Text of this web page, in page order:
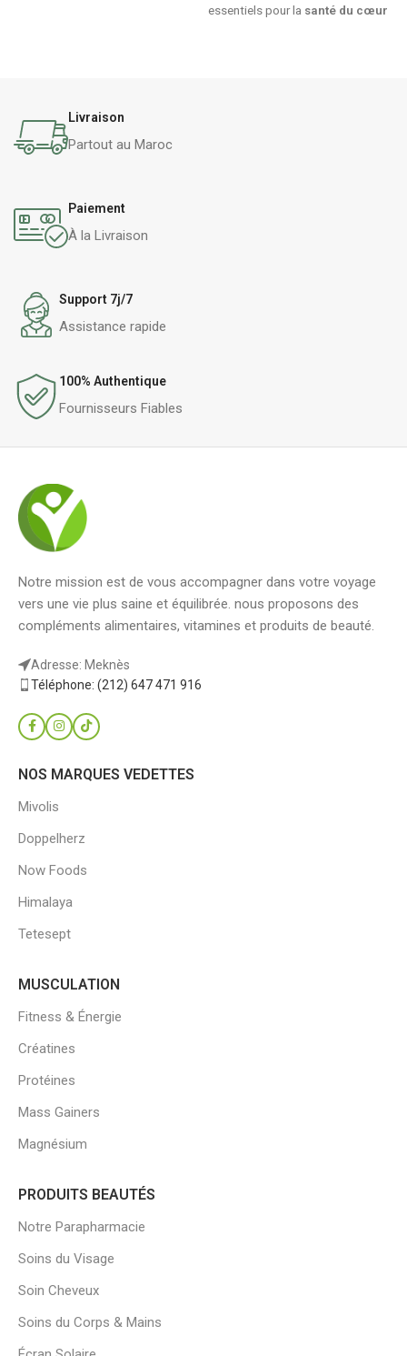
essentiels pour la santé du cœur
Livraison
Partout au Maroc
Paiement
À la Livraison
Support 7j/7
Assistance rapide
100% Authentique
Fournisseurs Fiables
Notre mission est de vous accompagner dans votre voyage
vers une vie plus saine et équilibrée. nous proposons des
compléments alimentaires, vitamines et produits de beauté.
Adresse: Meknès
Téléphone: (212) 647 471 916
NOS MARQUES VEDETTES
Mivolis
Doppelherz
Now Foods
Himalaya
Tetesept
MUSCULATION
Fitness & Énergie
Créatines
Protéines
Mass Gainers
Magnésium
PRODUITS BEAUTÉS
Notre Parapharmacie
Soins du Visage
Soin Cheveux
Soins du Corps & Mains